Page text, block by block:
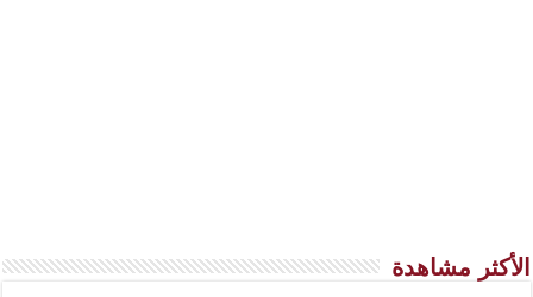
الأكثر مشاهدة